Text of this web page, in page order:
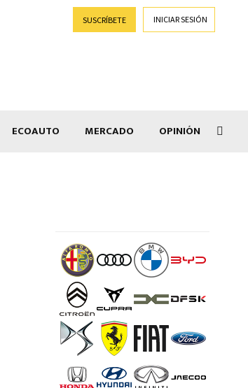
SUSCRÍBETE INICIAR SESIÓN
ECOAUTO MERCADO OPINIÓN